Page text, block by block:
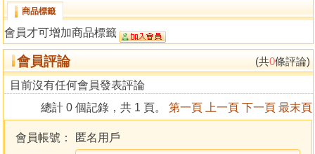
商品標籤
會員才可增加商品標籤
會員評論 (共0條評論)
目前沒有任何會員發表評論
總計 0 個記錄，共 1 頁。 第一頁 上一頁 下一頁 最末頁
會員帳號：
匿名用戶